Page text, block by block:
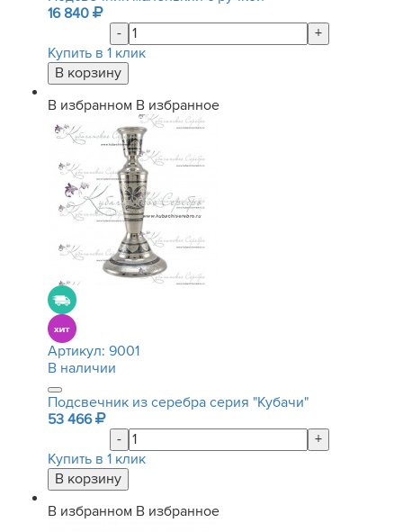
16 840
-
+
Купить в 1 клик
В избранном В избранное
Артикул: 9001
В наличии
Подсвечник из серебра серия "Кубачи"
53 466
-
+
Купить в 1 клик
В избранном В избранное